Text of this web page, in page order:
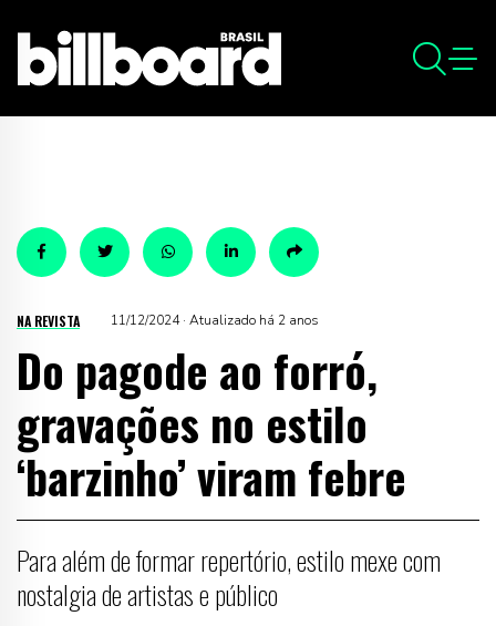
NA REVISTA 11/12/2024 · Atualizado há 2 anos
Do pagode ao forró,
gravações no estilo
‘barzinho’ viram febre
Para além de formar repertório, estilo mexe com
nostalgia de artistas e público